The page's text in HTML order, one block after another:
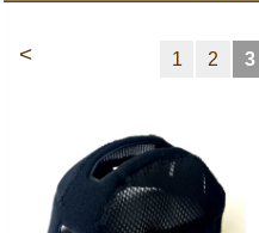
< 1 2 3